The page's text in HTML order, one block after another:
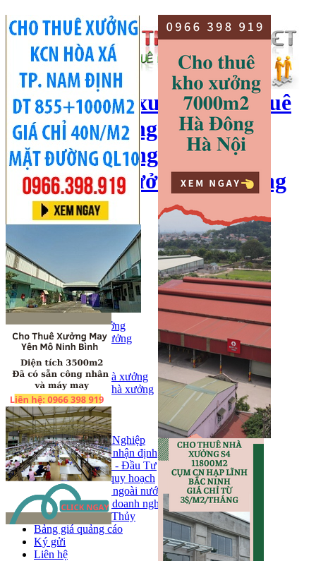
cho thuê kho xưởng, cho thuê
kho, kho xưởng hà nội, cho
thuê nhà xưởng, cho thuê
xưởng, kho xưởng hải dương
Hotline:0966 398 919
Đăng ký
Đăng tin bán/cho thuê
Trang chủ
Bán kho, nhà xưởng
Bán kho xưởng
Kho
Mặt bằng
Cho thuê kho, nhà xưởng
Cho thuê nhà xưởng
Kho
Mặt bằng
Tin tức
Khu Công Nghiệp
Phân tích - nhận định
Chính sách - Đầu Tư
Thông tin quy hoạch
Thị trường ngoài nước
Hoạt động doanh nghiẹp
Tin Phong Thủy
Bảng giá quảng cáo
Ký gửi
Liên hệ